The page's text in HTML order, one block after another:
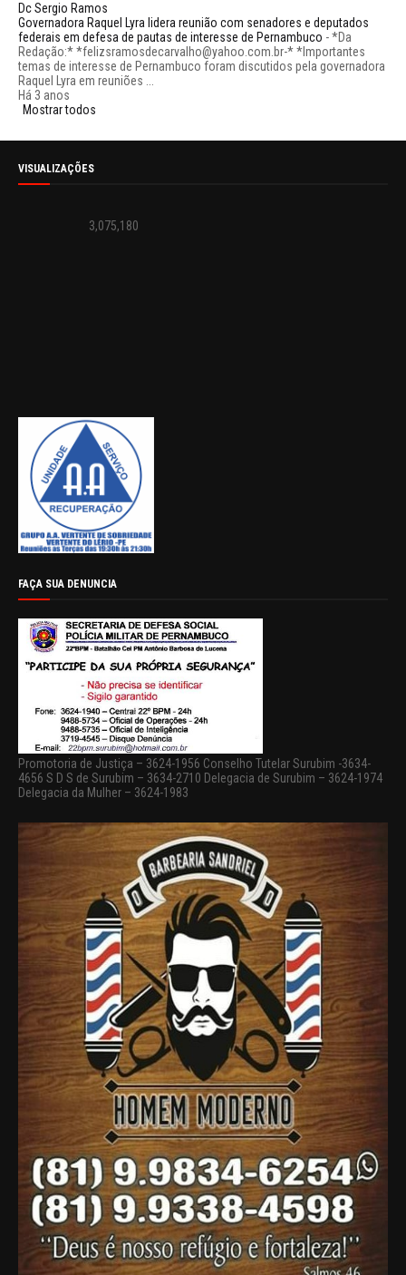
Dc Sergio Ramos
Governadora Raquel Lyra lidera reunião com senadores e deputados
federais em defesa de pautas de interesse de Pernambuco -*Da
Redação:* *felizsramosdecarvalho@yahoo.com.br-* *Importantes
temas de interesse de Pernambuco foram discutidos pela governadora
Raquel Lyra em reuniões ...
Há 3 anos
Mostrar todos
VISUALIZAÇÕES
3,075,180
FAÇA SUA DENUNCIA
Promotoria de Justiça – 3624-1956 Conselho Tutelar Surubim -3634-
4656 S D S de Surubim – 3634-2710 Delegacia de Surubim – 3624-1974
Delegacia da Mulher – 3624-1983